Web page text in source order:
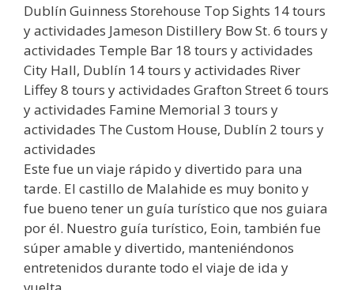
Dublín Guinness Storehouse Top Sights 14 tours
y actividades Jameson Distillery Bow St. 6 tours y
actividades Temple Bar 18 tours y actividades
City Hall, Dublín 14 tours y actividades River
Liffey 8 tours y actividades Grafton Street 6 tours
y actividades Famine Memorial 3 tours y
actividades The Custom House, Dublín 2 tours y
actividades
Este fue un viaje rápido y divertido para una
tarde. El castillo de Malahide es muy bonito y
fue bueno tener un guía turístico que nos guiara
por él. Nuestro guía turístico, Eoin, también fue
súper amable y divertido, manteniéndonos
entretenidos durante todo el viaje de ida y